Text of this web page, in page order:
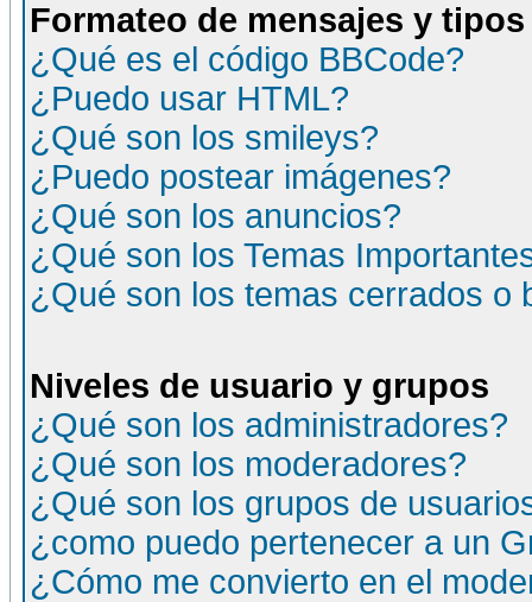
Formateo de mensajes y
¿Qué es el código BBCode?
¿Puedo usar HTML?
¿Qué son los smileys?
¿Puedo postear imágenes?
¿Qué son los anuncios?
¿Qué son los Temas
¿Qué son los temas cerrados o
Niveles de usuario y grupos
¿Qué son los administradores?
¿Qué son los moderadores?
¿Qué son los grupos de
¿como puedo pertenecer a un
¿Cómo me convierto en el